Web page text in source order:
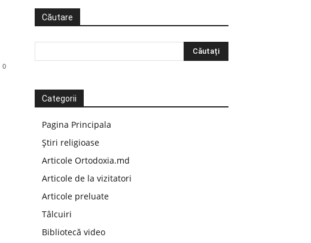
0
Căutare
Categorii
Pagina Principala
Știri religioase
Articole Ortodoxia.md
Articole de la vizitatori
Articole preluate
Tâlcuiri
Bibliotecă video